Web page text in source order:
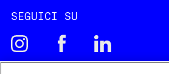
SEGUICI SU